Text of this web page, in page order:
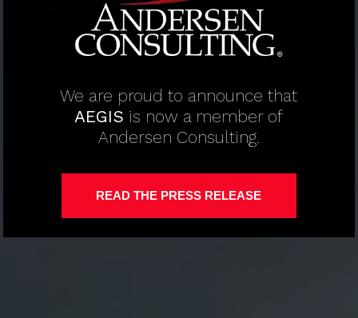
We are proud to announce that
AEGIS is now a member of
Andersen Consulting.
READ THE PRESS RELEASE